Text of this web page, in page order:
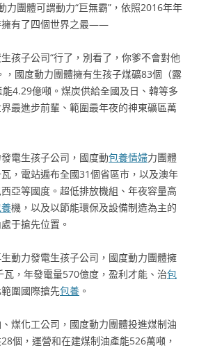
團體可謂動力“巨無霸”，依照2016年年
擁有了四個世界之最——
孩子公司“行了，別看了，你爹不會對他
，國度動力團體擁有生孩子煤礦83個（露
4.29億噸。煤炭供給全國及日、韓等多
最進步前輩、範圍最年夜的神東礦區萬
電生孩子公司，國度動包養情婦力團體
，電站遍布全國31個省區市，以及澳年
亞等國度。超低排放機組、年夜容量高
機，以及以節能環保及設備制造為主的
于搶先位置。
動力發電生孩子公司，國度動力團體擁
，年發電量570億度，盈利才能、治包
圍國際搶先包養 。
煤化工公司，國度動力團體投進煤制油
個，運營和在建煤制油產能526萬噸，